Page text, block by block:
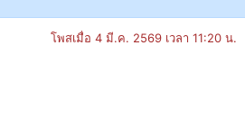
โพสเมื่อ 4 มี.ค. 2569 เวลา 11:20 น.